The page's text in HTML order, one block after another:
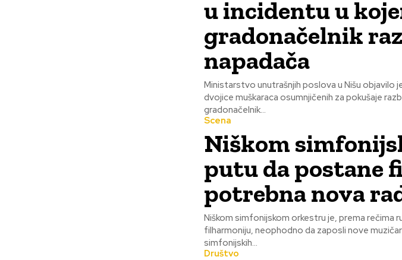
u incidentu u
gradonačelnik
napadača
Ministarstvo unutrašnjih poslova u Nišu objavilo
dvojice muškaraca osumnjičenih za pokušaje
gradonačelnik...
Scena
Niškom
putu da postane
potrebna nova
Niškom simfonijskom orkestru je, prema rečima
filharmoniju, neophodno da zaposli nove muzičare. Filharmonije imaju veći broj
simfonijskih...
Društvo